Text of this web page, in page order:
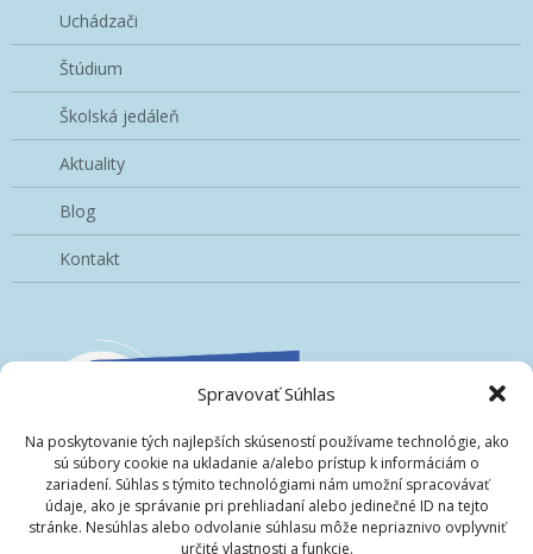
Spravovať Súhlas
Na poskytovanie tých najlepších skúseností používame technológie, ako
sú súbory cookie na ukladanie a/alebo prístup k informáciám o
zariadení. Súhlas s týmito technológiami nám umožní spracovávať
údaje, ako je správanie pri prehliadaní alebo jedinečné ID na tejto
stránke. Nesúhlas alebo odvolanie súhlasu môže nepriaznivo ovplyvniť
určité vlastnosti a funkcie.
Uchádzači
Štúdium
Školská jedáleň
Aktuality
Blog
Kontakt